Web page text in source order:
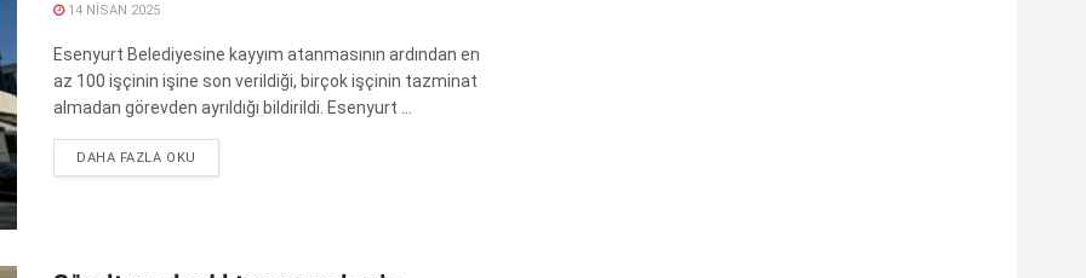
14 NISAN 2025
Esenyurt Belediyesine kayyım atanmasının ardından en
az 100 işçinin işine son verildiği, birçok işçinin tazminat
almadan görevden ayrıldığı bildirildi. Esenyurt ...
DAHA FAZLA OKU